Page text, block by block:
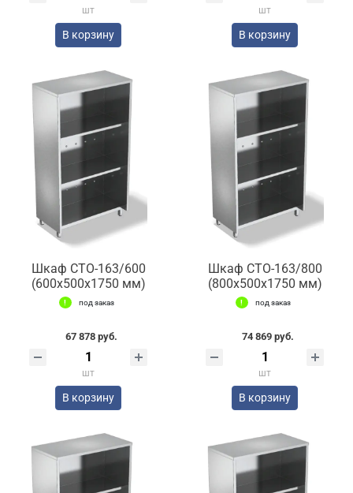
шт
В корзину
шт
В корзину
Шкаф СТО-163/600
(600x500x1750 мм)
под заказ
67 878 руб.
шт
В корзину
Шкаф СТО-163/800
(800x500x1750 мм)
под заказ
74 869 руб.
шт
В корзину